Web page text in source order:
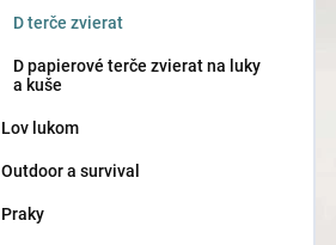
D terče zvierat
D papierové terče zvierat na luky
a kuše
Lov lukom
Outdoor a survival
Praky